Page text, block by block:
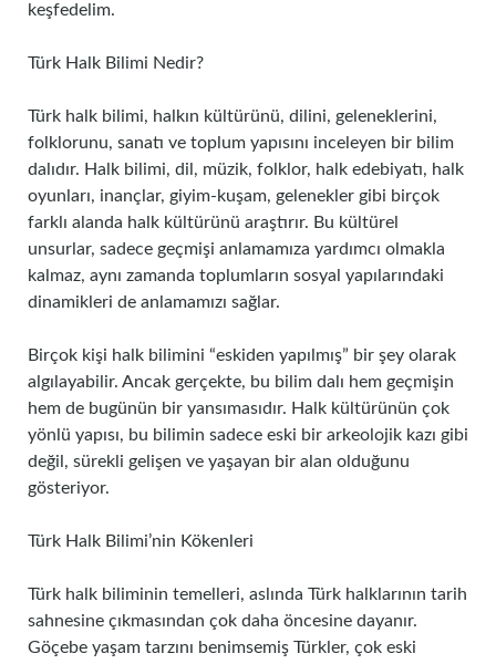
keşfedelim.
Türk Halk Bilimi Nedir?
Türk halk bilimi, halkın kültürünü, dilini, geleneklerini,
folklorunu, sanatı ve toplum yapısını inceleyen bir bilim
dalıdır. Halk bilimi, dil, müzik, folklor, halk edebiyatı, halk
oyunları, inançlar, giyim-kuşam, gelenekler gibi birçok
farklı alanda halk kültürünü araştırır. Bu kültürel
unsurlar, sadece geçmişi anlamamıza yardımcı olmakla
kalmaz, aynı zamanda toplumların sosyal yapılarındaki
dinamikleri de anlamamızı sağlar.
Birçok kişi halk bilimini “eskiden yapılmış” bir şey olarak
algılayabilir. Ancak gerçekte, bu bilim dalı hem geçmişin
hem de bugünün bir yansımasıdır. Halk kültürünün çok
yönlü yapısı, bu bilimin sadece eski bir arkeolojik kazı gibi
değil, sürekli gelişen ve yaşayan bir alan olduğunu
gösteriyor.
Türk Halk Bilimi’nin Kökenleri
Türk halk biliminin temelleri, aslında Türk halklarının tarih
sahnesine çıkmasından çok daha öncesine dayanır.
Göçebe yaşam tarzını benimsemiş Türkler, çok eski